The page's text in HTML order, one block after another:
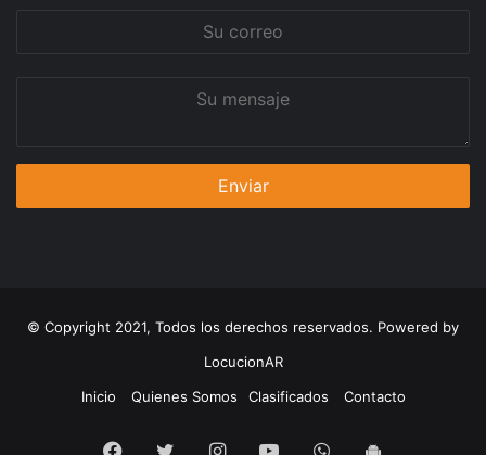
© Copyright 2021, Todos los derechos reservados. Powered by
LocucionAR
Inicio
Quienes Somos Clasificados Contacto